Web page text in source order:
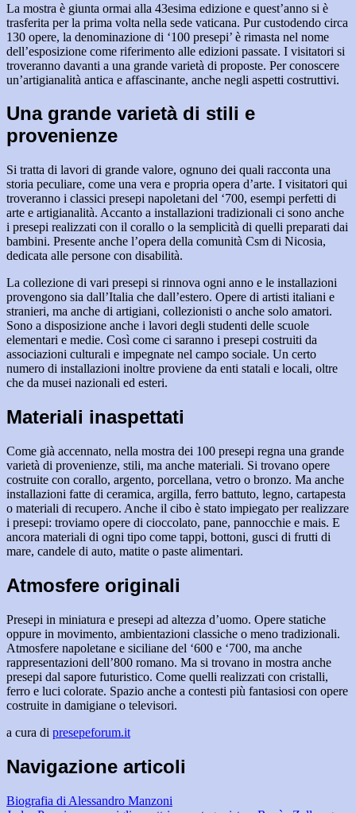
La mostra è giunta ormai alla 43esima edizione e quest’anno si è
trasferita per la prima volta nella sede vaticana. Pur custodendo circa
130 opere, la denominazione di ‘100 presepi’ è rimasta nel nome
dell’esposizione come riferimento alle edizioni passate. I visitatori si
troveranno davanti a una grande varietà di proposte. Per conoscere
un’artigianalità antica e affascinante, anche negli aspetti costruttivi.
Una grande varietà di stili e
provenienze
Si tratta di lavori di grande valore, ognuno dei quali racconta una
storia peculiare, come una vera e propria opera d’arte. I visitatori qui
troveranno i classici presepi napoletani del ‘700, esempi perfetti di
arte e artigianalità. Accanto a installazioni tradizionali ci sono anche
i presepi realizzati con il corallo o la semplicità di quelli preparati dai
bambini. Presente anche l’opera della comunità Csm di Nicosia,
dedicata alle persone con disabilità.
La collezione di vari presepi si rinnova ogni anno e le installazioni
provengono sia dall’Italia che dall’estero. Opere di artisti italiani e
stranieri, ma anche di artigiani, collezionisti o anche solo amatori.
Sono a disposizione anche i lavori degli studenti delle scuole
elementari e medie. Così come ci saranno i presepi costruiti da
associazioni culturali e impegnate nel campo sociale. Un certo
numero di installazioni inoltre proviene da enti statali e locali, oltre
che da musei nazionali ed esteri.
Materiali inaspettati
Come già accennato, nella mostra dei 100 presepi regna una grande
varietà di provenienze, stili, ma anche materiali. Si trovano opere
costruite con corallo, argento, porcellana, vetro o bronzo. Ma anche
installazioni fatte di ceramica, argilla, ferro battuto, legno, cartapesta
o materiali di recupero. Anche il cibo è stato impiegato per realizzare
i presepi: troviamo opere di cioccolato, pane, pannocchie e mais. E
ancora materiali di ogni tipo come tappi, bottoni, gusci di frutti di
mare, candele di auto, matite o paste alimentari.
Atmosfere originali
Presepi in miniatura e presepi ad altezza d’uomo. Opere statiche
oppure in movimento, ambientazioni classiche o meno tradizionali.
Atmosfere napoletane e siciliane del ‘600 e ‘700, ma anche
rappresentazioni dell’800 romano. Ma si trovano in mostra anche
presepi dal sapore futuristico. Come quelli realizzati con cristalli,
ferro e luci colorate. Spazio anche a contesti più fantasiosi con opere
costruite in damigiane o televisori.
a cura di presepeforum.it
Navigazione articoli
Biografia di Alessandro Manzoni